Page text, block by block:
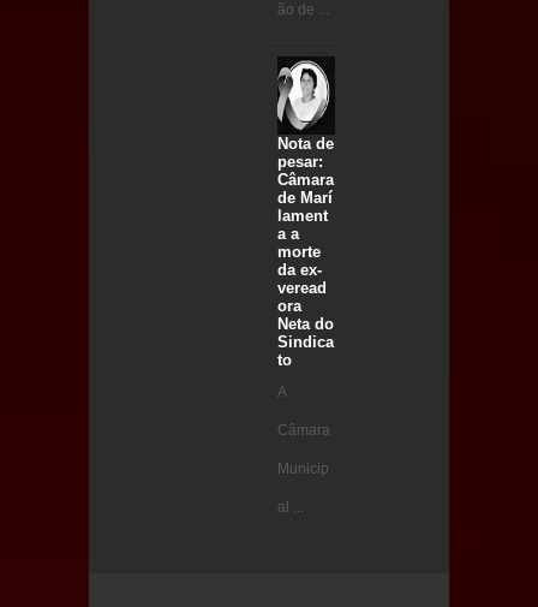
ão de ...
Nota de
pesar:
Câmara
de Marí
lament
a a
morte
da ex-
veread
ora
Neta do
Sindica
to
A
Câmara
Municip
al ...